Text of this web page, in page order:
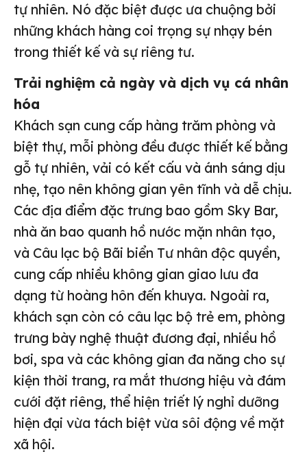
tự nhiên. Nó đặc biệt được ưa chuộng bởi
những khách hàng coi trọng sự nhạy bén
trong thiết kế và sự riêng tư.
Trải nghiệm cả ngày và dịch vụ cá nhân
hóa
Khách sạn cung cấp hàng trăm phòng và
biệt thự, mỗi phòng đều được thiết kế bằng
gỗ tự nhiên, vải có kết cấu và ánh sáng dịu
nhẹ, tạo nên không gian yên tĩnh và dễ chịu.
Các địa điểm đặc trưng bao gồm Sky Bar,
nhà ăn bao quanh hồ nước mặn nhân tạo,
và Câu lạc bộ Bãi biển Tư nhân độc quyền,
cung cấp nhiều không gian giao lưu đa
dạng từ hoàng hôn đến khuya. Ngoài ra,
khách sạn còn có câu lạc bộ trẻ em, phòng
trưng bày nghệ thuật đương đại, nhiều hồ
bơi, spa và các không gian đa năng cho sự
kiện thời trang, ra mắt thương hiệu và đám
cưới đặt riêng, thể hiện triết lý nghỉ dưỡng
hiện đại vừa tách biệt vừa sôi động về mặt
xã hội.